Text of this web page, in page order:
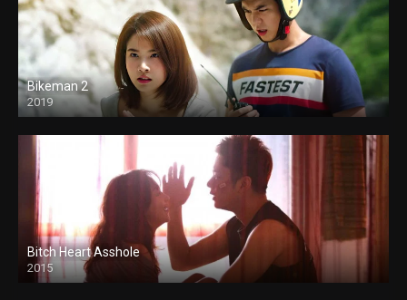
Bikeman 2
2019
Bitch Heart Asshole
2015